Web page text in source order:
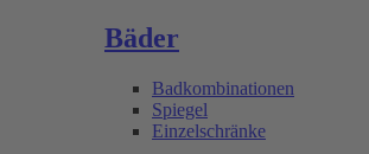
Bäder
Badkombinationen
Spiegel
Einzelschränke